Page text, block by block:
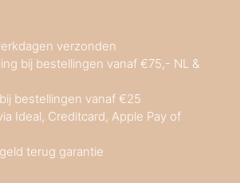
verzonden
bij bestellingen vanaf €75,- NL &
bestellingen vanaf €25
Ideal, Creditcard, Apple Pay of
terug garantie